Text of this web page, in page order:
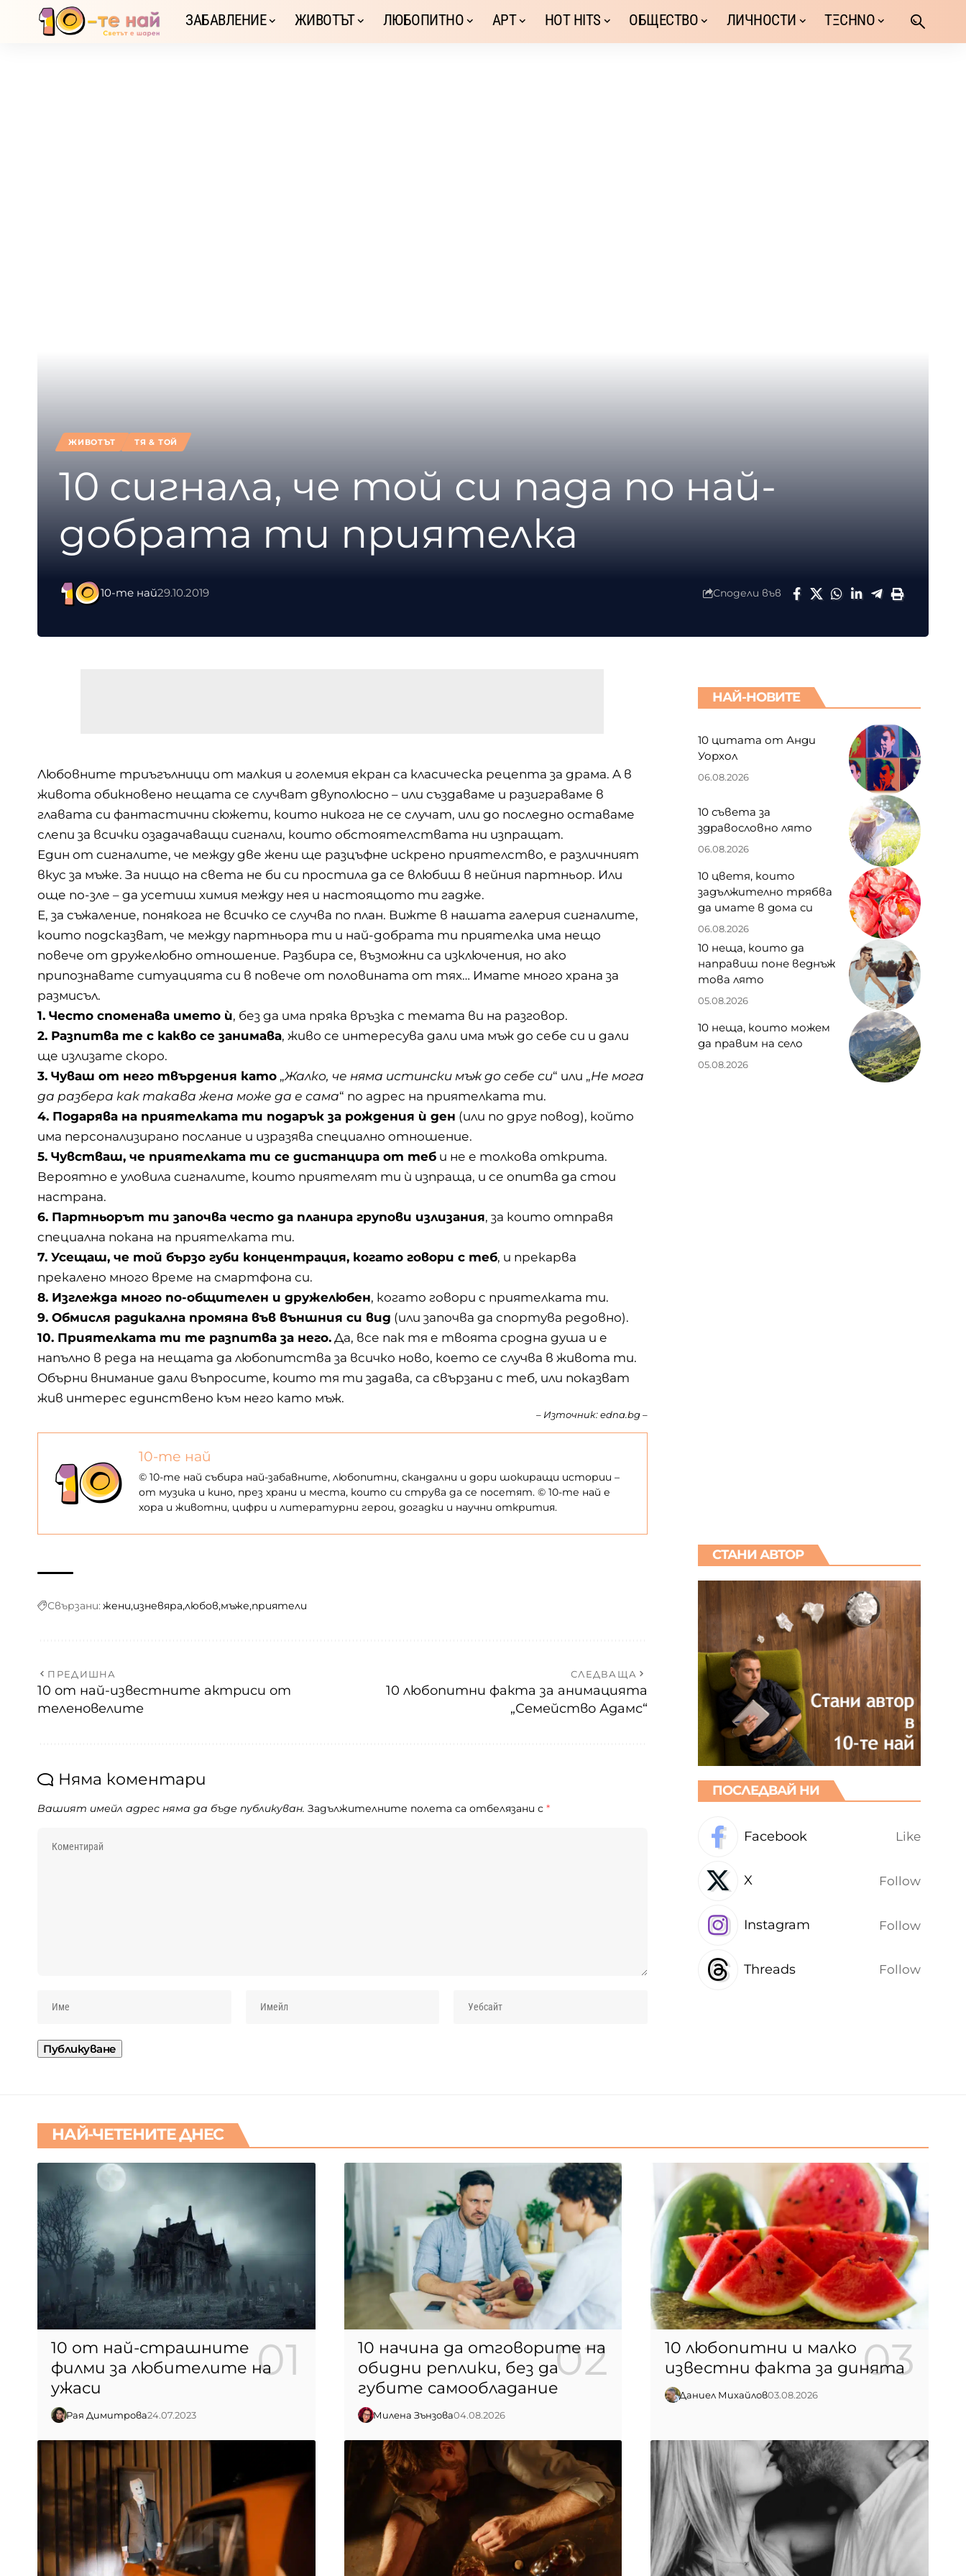
ЗАБАВЛЕНИЕ ЖИВОТЪТ ЛЮБОПИТНО АРТ HOT HITS ОБЩЕСТВО ЛИЧНОСТИ TΞCHNO
ЖИВОТЪТ ТЯ & ТОЙ
10 сигнала, че той си пада по най-
добрата ти приятелка
10-те най29.10.2019 Сподели във
Любовните триъгълници от малкия и големия екран са класическа рецепта за драма. A в
живота обикновено нещата се случват двуполюсно – или създаваме и разиграваме в
главата си фантастични сюжети, които никога не се случат, или до последно оставаме
слепи за всички озадачаващи сигнали, които обстоятелствата ни изпращат.
Един от сигналите, че между две жени ще разцъфне искрено приятелство, е различният
вкус за мъже. За нищо на света не би си простила да се влюбиш в нейния партньор. Или
още по-зле – да усетиш химия между нея и настоящото ти гадже.
Е, за съжаление, понякога не всичко се случва по план. Вижте в нашата галерия сигналите,
които подсказват, че между партньора ти и най-добрата ти приятелка има нещо
повече от дружелюбно отношение. Разбира се, възможни са изключения, но ако
припознавате ситуацията си в повече от половината от тях… Имате много храна за
размисъл.
1. Често споменава името ѝ, без да има пряка връзка с темата ви на разговор.
2. Разпитва те с какво се занимава, живо се интересува дали има мъж до себе си и дали
ще излизате скоро.
3. Чуваш от него твърдения като „Жалко, че няма истински мъждо себе си“ или „Не мога
да разбера как такава жена може да е сама“ по адрес на приятелката ти.
4. Подарява на приятелката ти подарък за рождения ѝ ден (или по друг повод), който
има персонализирано послание и изразява специално отношение.
5. Чувстваш, че приятелката ти се дистанцира от теб и не е толкова открита.
Вероятно е уловила сигналите, които приятелят ти ѝ изпраща, и се опитва да стои
настрана.
6. Партньорът ти започва често да планира групови излизания, за които отправя
специална покана на приятелката ти.
7. Усещаш, че той бързо губи концентрация, когато говори с теб, и прекарва
прекалено много време на смартфона си.
8. Изглежда много по-общителен и дружелюбен, когато говори с приятелката ти.
9. Обмисля радикална промяна във външния си вид (или започва да спортува редовно).
10. Приятелката ти те разпитва за него. Да, все пак тя е твоята сродна душа и е
напълно в реда на нещата да любопитства за всичко ново, което се случва в живота ти.
Обърни внимание дали въпросите, които тя ти задава, са свързани с теб, или показват
жив интерес единствено към него като мъж.
– Източник:edna.bg–
10-те най
© 10-те най събира най-забавните, любопитни, скандални и дори шокиращи истории –
от музика и кино, през храни и места, които си струва да се посетят. © 10-те най е
хора и животни, цифри и литературни герои, догадки и научни открития.
Свързани: жени изневяра любов мъже приятели
ПРЕДИШНА
10 от най-известните актриси от
теленовелите
СЛЕДВАЩА
10 любопитни факта за анимацията
„Семейство Адамс“
Няма коментари
Вашият имейл адрес няма да бъде публикуван. Задължителните полета са отбелязани с *
НАЙ-НОВИТЕ
10 цитата от Анди
Уорхол
06.08.2026
10 съвета за
здравословно лято
06.08.2026
10 цветя, които
задължително трябва
да имате в дома си
06.08.2026
10 неща, които да
направиш поне веднъж
това лято
05.08.2026
10 неща, които можем
да правим на село
05.08.2026
СТАНИ АВТОР
ПОСЛЕДВАЙ НИ
Facebook Like
X Follow
Instagram Follow
Threads Follow
НАЙ-ЧЕТЕНИТЕ ДНЕС
10 от най-страшните
филми за любителите на
ужаси
Рая Димитрова24.07.2023
10 начина да отговорите на
обидни реплики, без да
губите самообладание
Милена Зънзова04.08.2026
10 любопитни и малко
известни факта за динята
Даниел Михайлов03.08.2026